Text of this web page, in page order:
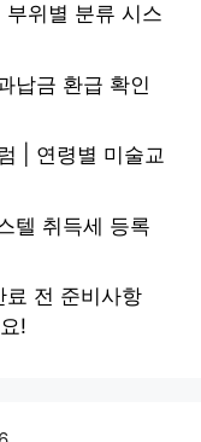
위별 분류 시스
납금 환급 확인
| 연령별 미술교
텔 취득세 등록
전 준비사항
!